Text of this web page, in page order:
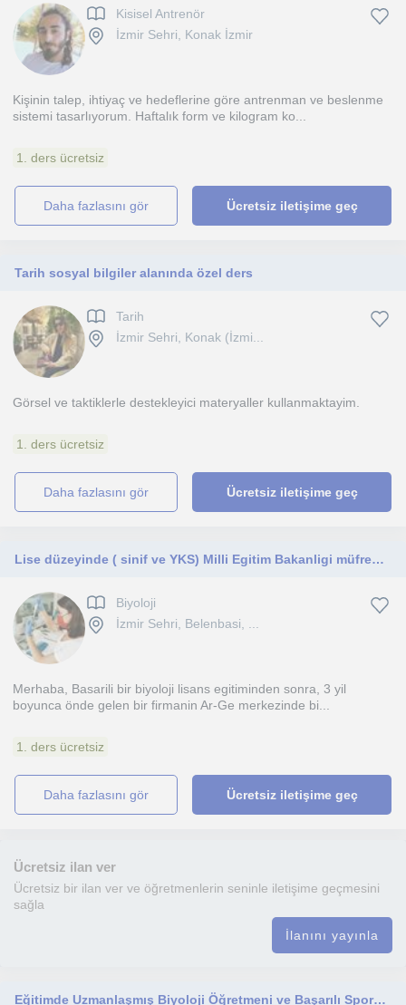
Kisisel Antrenör
İzmir Sehri, Konak İzmir
Kişinin talep, ihtiyaç ve hedeflerine göre antrenman ve beslenme
sistemi tasarlıyorum. Haftalık form ve kilogram ko...
1. ders ücretsiz
daha fazlasını gör Ücretsiz iletişime geç
Tarih sosyal bilgiler alanında özel ders
Tarih
İzmir Sehri, Konak (İzmi...
Görsel ve taktiklerle destekleyici materyaller kullanmaktayim.
1. ders ücretsiz
daha fazlasını gör Ücretsiz iletişime geç
Lise düzeyinde ( sinif ve YKS) Milli Egitim Bakanligi müfredatina uygun biyoloji dersleri ve soru çözümleri
Biyoloji
İzmir Sehri, Belenbasi, ...
Merhaba, Basarili bir biyoloji lisans egitiminden sonra, 3 yil
boyunca önde gelen bir firmanin Ar-Ge merkezinde bi...
1. ders ücretsiz
daha fazlasını gör Ücretsiz iletişime geç
Ücretsiz ilan ver
Ücretsiz bir ilan ver ve öğretmenlerin seninle iletişime geçmesini
sağla
İlanını yayınla
Eğitimde Uzmanlaşmış Biyoloji Öğretmeni ve Başarılı Sporcu Anne: Didem